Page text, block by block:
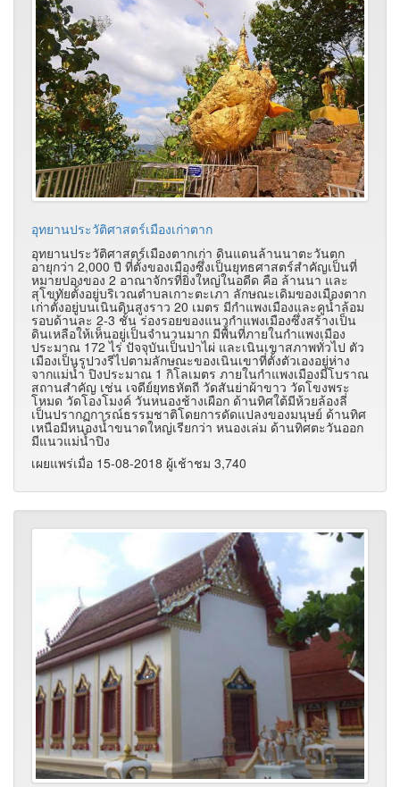
อุทยานประวัติศาสตร์เมืองเก่าตาก
อุทยานประวัติศาสตร์เมืองตากเก่า ดินแดนล้านนาตะวันตก
อายุกว่า 2,000 ปี ที่ตั้งของเมืองซึ่งเป็นยุทธศาสตร์สำคัญเป็นที่
หมายปองของ 2 อาณาจักรที่ยิ่งใหญ่ในอดีด คือ ล้านนา และ
สุโขทัยตั้งอยู่บริเวณตำบลเกาะตะเภา ลักษณะเดิมของเมืองตาก
เก่าตั้งอยู่บนเนินดินสูงราว 20 เมตร มีกำแพงเมืองและคูน้ำล้อม
รอบด้านละ 2-3 ชั้น ร่องรอยของแนวกำแพงเมืองซึ่งสร้างเป็น
ดินเหลือให้เห็นอยู่เป็นจำนวนมาก มีพื้นที่ภายในกำแพงเมือง
ประมาณ 172 ไร่ ปัจจุบันเป็นป่าไผ่ และเนินเขาสภาพทั่วไป ตัว
เมืองเป็นรูปวงรีไปตามลักษณะของเนินเขาที่ตั้งตัวเองอยู่ห่าง
จากแม่น้ำ ปิงประมาณ 1 กิโลเมตร ภายในกำแพงเมืองมีโบราณ
สถานสำคัญ เช่น เจดีย์ยุทธหัตถี วัดสันย่าผ้าขาว วัดโขงพระ
โหมด วัดโองโมงค์ วันหนองช้างเผือก ด้านทิศใต้มีห้วยล้องลี่
เป็นปรากฏการณ์ธรรมชาติโดยการดัดแปลงของมนุษย์ ด้านทิศ
เหนือมีหนองน้ำขนาดใหญ่เรียกว่า หนองเล่ม ด้านทิศตะวันออก
มีแนวแม่น้ำปิง
เผยแพร่เมื่อ 15-08-2018 ผู้เช้าชม 3,740